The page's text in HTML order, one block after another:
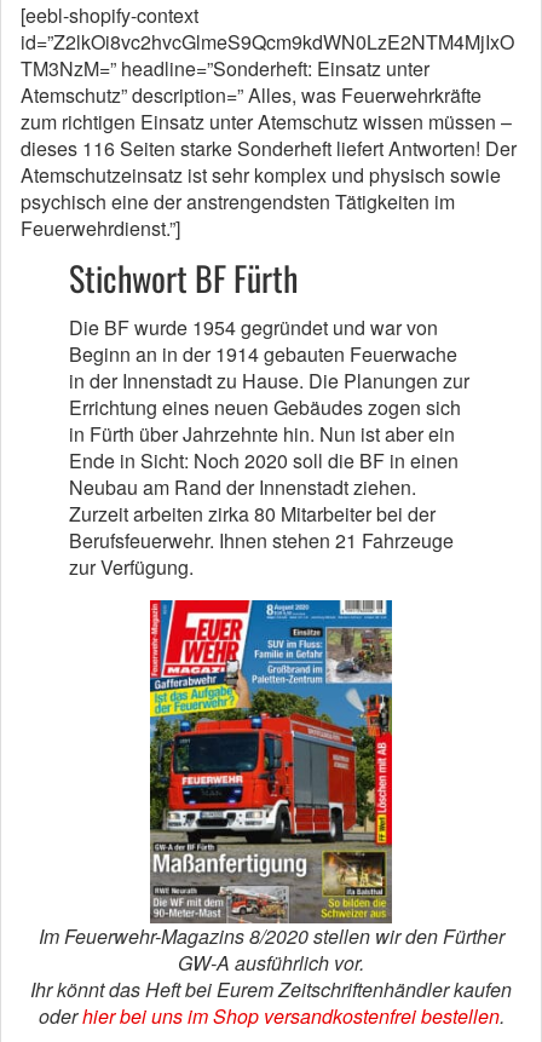
[eebl-shopify-context
id=”Z2lkOi8vc2hvcGlmeS9Qcm9kdWN0LzE2NTM4MjIxO
TM3NzM=” headline=”Sonderheft: Einsatz unter
Atemschutz” description=” Alles, was Feuerwehrkräfte
zum richtigen Einsatz unter Atemschutz wissen müssen –
dieses 116 Seiten starke Sonderheft liefert Antworten! Der
Atemschutzeinsatz ist sehr komplex und physisch sowie
psychisch eine der anstrengendsten Tätigkeiten im
Feuerwehrdienst.”]
Stichwort BF Fürth
Die BF wurde 1954 gegründet und war von
Beginn an in der 1914 gebauten Feuerwache
in der Innenstadt zu Hause. Die Planungen zur
Errichtung eines neuen Gebäudes zogen sich
in Fürth über Jahrzehnte hin. Nun ist aber ein
Ende in Sicht: Noch 2020 soll die BF in einen
Neubau am Rand der Innenstadt ziehen.
Zurzeit arbeiten zirka 80 Mitarbeiter bei der
Berufsfeuerwehr. Ihnen stehen 21 Fahrzeuge
zur Verfügung.
Im Feuerwehr-Magazins 8/2020 stellen wir den Fürther
GW-A ausführlich vor.
Ihr könnt das Heft bei Eurem Zeitschriftenhändler kaufen
oderhier bei uns im Shop versandkostenfrei bestellen.